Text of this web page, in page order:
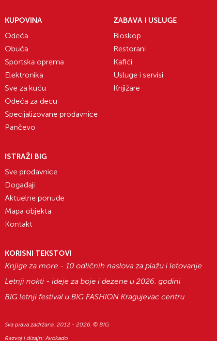
KUPOVINA
Odeća
Obuća
Sportska oprema
Elektronika
Sve za kuću
Odeća za decu
Specijalizovane prodavnice
Pančevo
ZABAVA I USLUGE
Bioskop
Restorani
Kafići
Usluge i servisi
Knjižare
ISTRAŽI BIG
Sve prodavnice
Događaji
Aktuelne ponude
Mapa objekta
Kontakt
KORISNI TEKSTOVI
Knjige za more - 10 odličnih naslova za plažu i letovanje
Letnji nokti - ideje za boje i dezene u 2026. godini
BIG letnji festival u BIG FASHION Kragujevac centru
Sva prava zadržana. 2012 - 2026. © BIG
Razvoj i dizajn:Avokado